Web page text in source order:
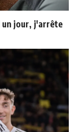
un jour, j'arrête